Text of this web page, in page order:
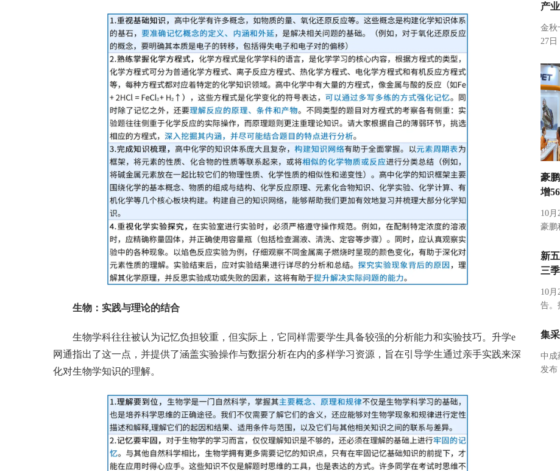
生物：实践与理论的结合
生物学科往往被认为记忆负担较重，但实际上，它同样需要学生具备较强的分析能力和实验技巧。升学e
网通指出了这一点，并提供了涵盖实验操作与数据分析在内的多样学习资源，旨在引导学生通过亲手实践来深
化对生物学知识的理解。
产
金秋
27
豪
增
10
豪鹏
新
三
10
告。
集
中成
发布